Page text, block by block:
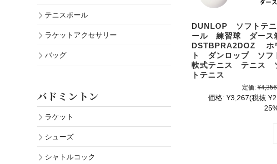
DUNLOP ソフトテ
ール 練習球 ダー
DSTBPRA2DOZ ホ
ト ダンロップ ソ
軟式テニス テニス
トテニス
定価: ¥4,356
価格: ¥3,267(税抜
テニスボール
ラケットアクセサリー
バッグ
バドミントン
ラケット
シューズ
シャトルコック